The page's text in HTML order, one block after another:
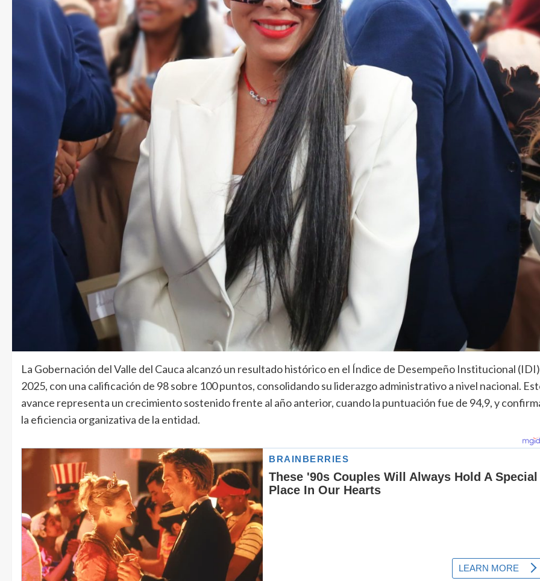
La Gobernación del Valle del Cauca alcanzó un resultado histórico en el Índice de Desempeño Institucional (IDI)
2025, con una calificación de 98 sobre 100 puntos, consolidando su liderazgo administrativo a nivel nacional.
avance representa un crecimiento sostenido frente al año anterior, cuando la puntuación fue de 94,9, y
la eficiencia organizativa de la entidad.